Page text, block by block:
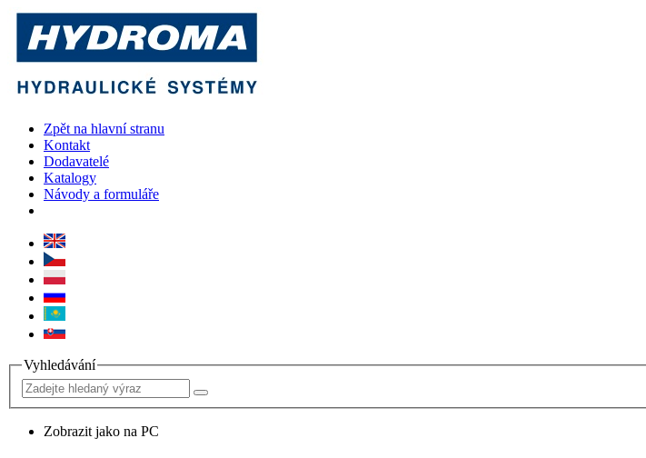
Zpět na hlavní stranu
Kontakt
Dodavatelé
Katalogy
Návody a formuláře
Vyhledávání
Zobrazit jako na PC